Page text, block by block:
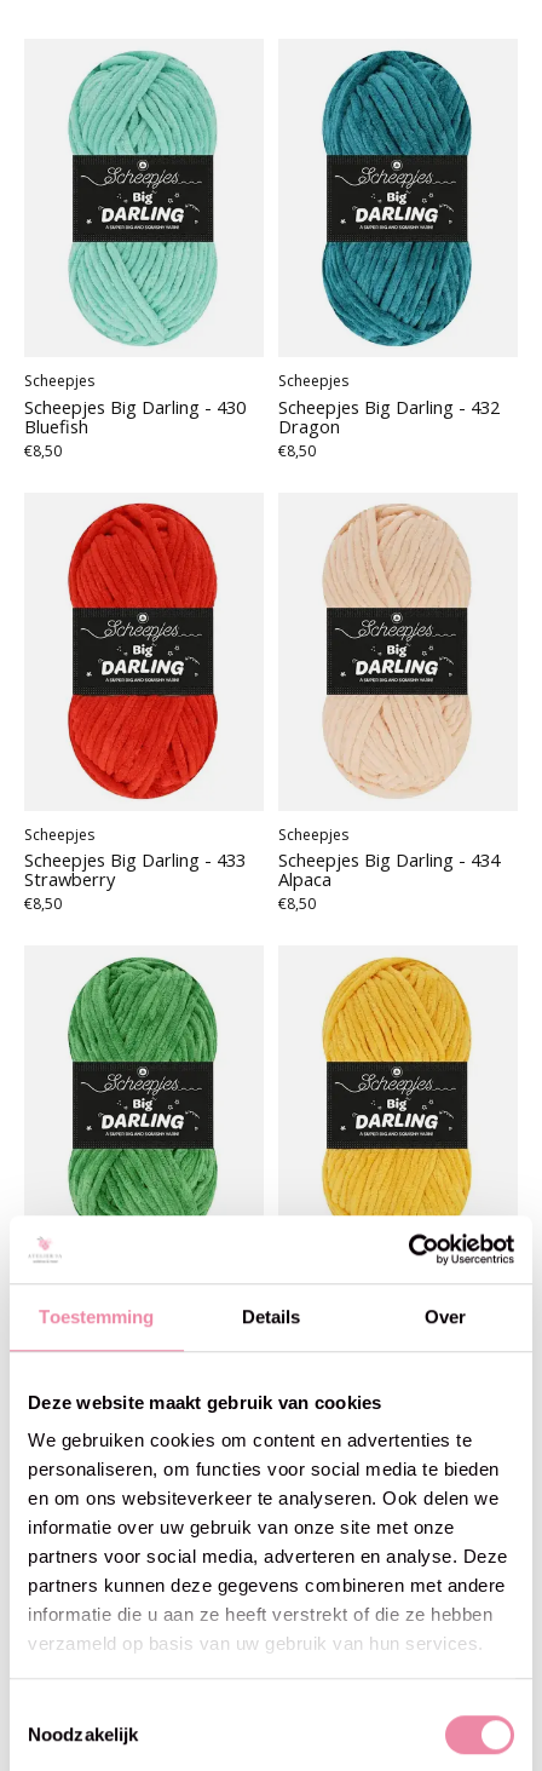
Toestemming Details Over
Deze website maakt gebruik van cookies
We gebruiken cookies om content en advertenties te
personaliseren, om functies voor social media te bieden
en om ons websiteverkeer te analyseren. Ook delen we
informatie over uw gebruik van onze site met onze
partners voor social media, adverteren en analyse. Deze
partners kunnen deze gegevens combineren met andere
informatie die u aan ze heeft verstrekt of die ze hebben
verzameld op basis van uw gebruik van hun services.
Noodzakelijk
Scheepjes
Scheepjes Big Darling - 430
Bluefish
€8,50
Scheepjes
Scheepjes Big Darling - 432
Dragon
€8,50
Scheepjes
Scheepjes Big Darling - 433
Strawberry
€8,50
Scheepjes
Scheepjes Big Darling - 434
Alpaca
€8,50
Scheepjes
Scheepjes Big Darling - 435
€8,50
Scheepjes
Scheepjes Big Darling - 436
€8,50
Scheepjes